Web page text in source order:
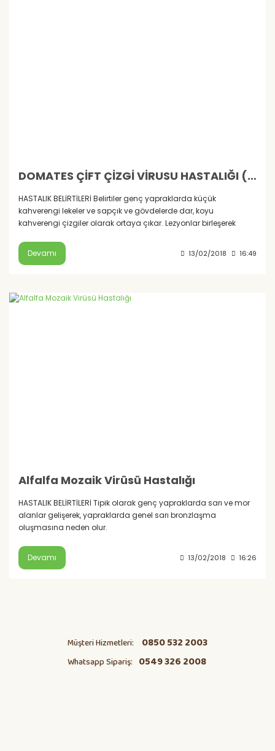
DOMATES ÇİFT ÇİZGİ VİRUSU HASTALIĞI (SİN: ÇİFT ÇİZGİ)
HASTALIK BELİRTİLERİ Belirtiler genç yapraklarda küçük
kahverengi lekeler ve sapçık ve gövdelerde dar, koyu
kahverengi çizgiler olarak ortaya çıkar. Lezyonlar birleşerek
Devamı 13/02/2018 16:49
Alfalfa Mozaik Virüsü Hastalığı
HASTALIK BELİRTİLERİ Tipik olarak genç yapraklarda sarı ve mor
alanlar gelişerek, yapraklarda genel sarı bronzlaşma
oluşmasına neden olur.
Devamı 13/02/2018 16:26
Müşteri Hizmetleri: 0850 532 2003
Whatsapp Sipariş: 0549 326 2008